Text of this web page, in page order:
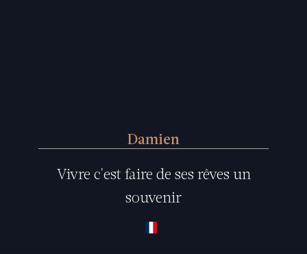
Damien
Vivre c'est faire de ses rêves un
souvenir